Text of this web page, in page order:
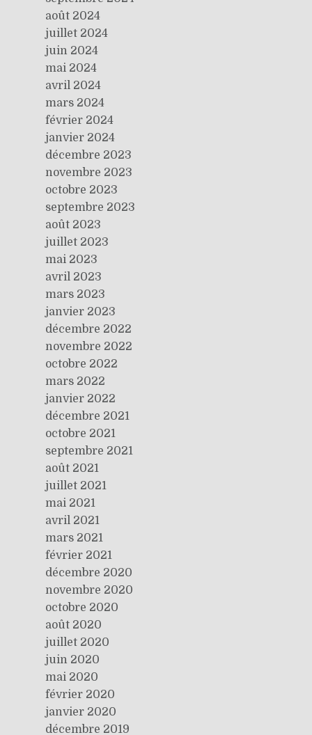
août 2024
juillet 2024
juin 2024
mai 2024
avril 2024
mars 2024
février 2024
janvier 2024
décembre 2023
novembre 2023
octobre 2023
septembre 2023
août 2023
juillet 2023
mai 2023
avril 2023
mars 2023
janvier 2023
décembre 2022
novembre 2022
octobre 2022
mars 2022
janvier 2022
décembre 2021
octobre 2021
septembre 2021
août 2021
juillet 2021
mai 2021
avril 2021
mars 2021
février 2021
décembre 2020
novembre 2020
octobre 2020
août 2020
juillet 2020
juin 2020
mai 2020
février 2020
janvier 2020
décembre 2019